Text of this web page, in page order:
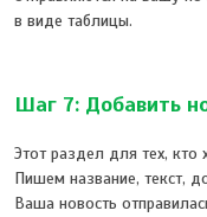
в виде таблицы.
Шаг 7: Добавить
Этот раздел для тех, кто
Пишем название, текст,
Ваша новость